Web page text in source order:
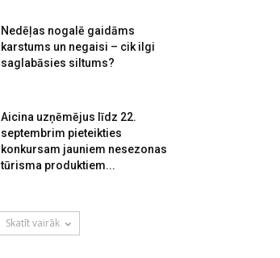
Nedēļas nogalē gaidāms
karstums un negaisi – cik ilgi
saglabāsies siltums?
Aicina uzņēmējus līdz 22.
septembrim pieteikties
konkursam jauniem nesezonas
tūrisma produktiem...
Skatīt vairāk